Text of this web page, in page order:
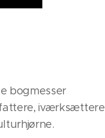
bogmesser
iværksættere